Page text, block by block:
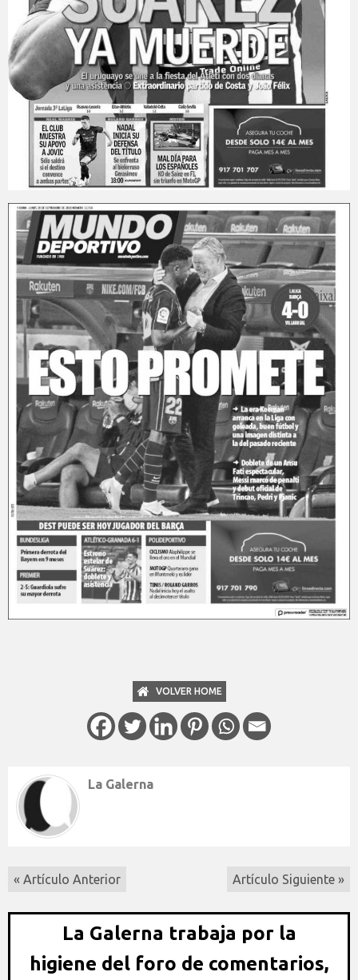
VOLVER HOME
La Galerna
« Artículo Anterior Artículo Siguiente »
La Galerna trabaja por la
higiene del foro de comentarios,